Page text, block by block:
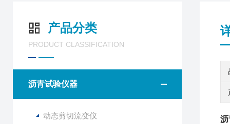
产品分类
PRODUCT CLASSIFICATION
沥青试验仪器
动态剪切流变仪
沥